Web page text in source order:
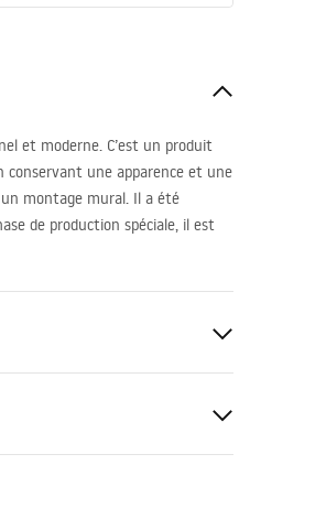
et moderne. C’est un produit
conservant une apparence et une
montage mural. Il a été
de production spéciale, il est